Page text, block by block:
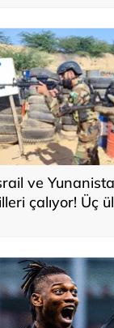
ve
çalıyor! Üç